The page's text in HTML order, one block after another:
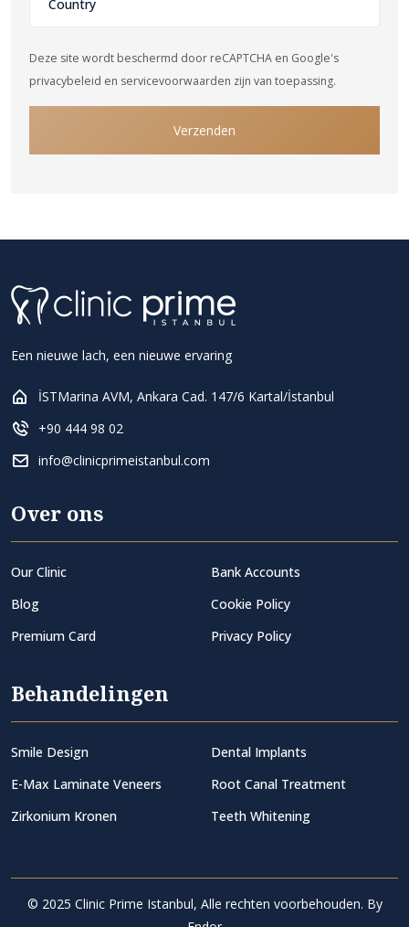
Deze site wordt beschermd door reCAPTCHA en Google's
privacybeleid en servicevoorwaarden zijn van toepassing.
Verzenden
Een nieuwe lach, een nieuwe ervaring
İSTMarina AVM, Ankara Cad. 147/6 Kartal/İstanbul
+90 444 98 02
info@clinicprimeistanbul.com
Over ons
Our Clinic
Blog
Premium Card
Bank Accounts
Cookie Policy
Privacy Policy
Behandelingen
Smile Design
E-Max Laminate Veneers
Zirkonium Kronen
Dental Implants
Root Canal Treatment
Teeth Whitening
© 2025 Clinic Prime Istanbul, Alle rechten voorbehouden. By